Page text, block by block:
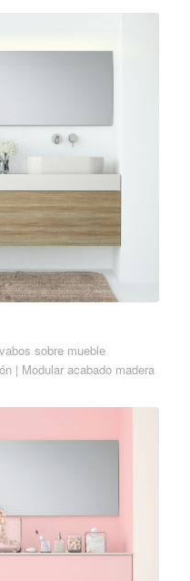
sobre mueble
| Modular acabado madera